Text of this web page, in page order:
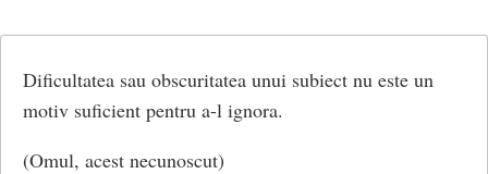
Dificultatea sau obscuritatea unui subiect nu este un
motiv suficient pentru a-l ignora.
(Omul, acest necunoscut)